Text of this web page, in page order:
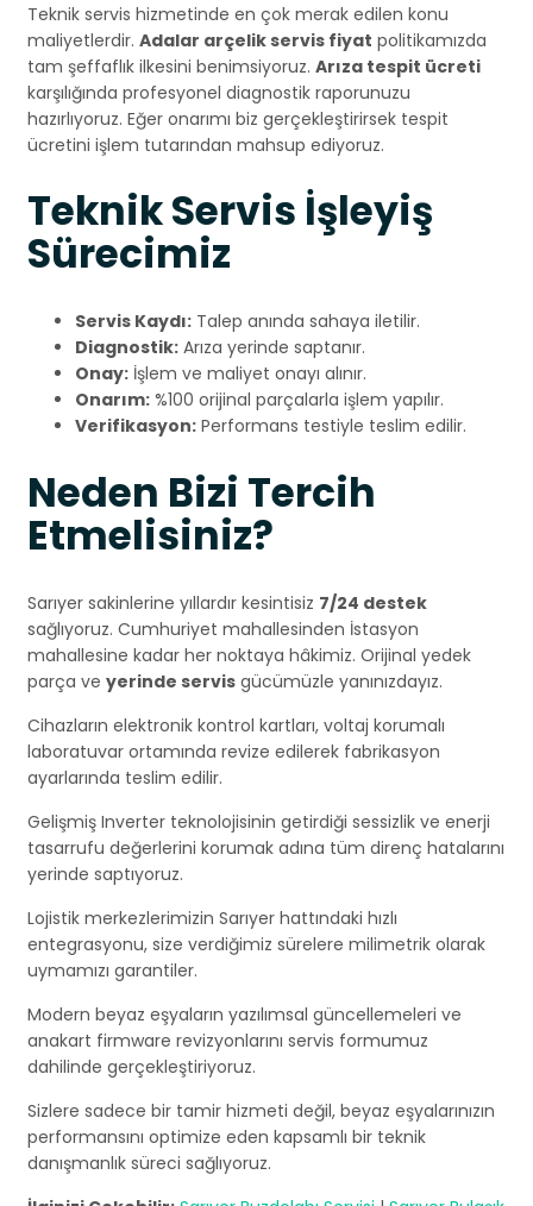
Teknik servis hizmetinde en çok merak edilen konu
maliyetlerdir. Adalar arçelik servis fiyat politikamızda
tam şeffaflık ilkesini benimsiyoruz. Arıza tespit ücreti
karşılığında profesyonel diagnostik raporunuzu
hazırlıyoruz. Eğer onarımı biz gerçekleştirirsek tespit
ücretini işlem tutarından mahsup ediyoruz.
Teknik Servis İşleyiş
Sürecimiz
Servis Kaydı: Talep anında sahaya iletilir.
Diagnostik: Arıza yerinde saptanır.
Onay: İşlem ve maliyet onayı alınır.
Onarım: %100 orijinal parçalarla işlem yapılır.
Verifikasyon: Performans testiyle teslim edilir.
Neden Bizi Tercih
Etmelisiniz?
Sarıyer sakinlerine yıllardır kesintisiz 7/24 destek
sağlıyoruz. Cumhuriyet mahallesinden İstasyon
mahallesine kadar her noktaya hâkimiz. Orijinal yedek
parça ve yerinde servis gücümüzle yanınızdayız.
Cihazların elektronik kontrol kartları, voltaj korumalı
laboratuvar ortamında revize edilerek fabrikasyon
ayarlarında teslim edilir.
Gelişmiş Inverter teknolojisinin getirdiği sessizlik ve enerji
tasarrufu değerlerini korumak adına tüm direnç hatalarını
yerinde saptıyoruz.
Lojistik merkezlerimizin Sarıyer hattındaki hızlı
entegrasyonu, size verdiğimiz sürelere milimetrik olarak
uymamızı garantiler.
Modern beyaz eşyaların yazılımsal güncellemeleri ve
anakart firmware revizyonlarını servis formumuz
dahilinde gerçekleştiriyoruz.
Sizlere sadece bir tamir hizmeti değil, beyaz eşyalarınızın
performansını optimize eden kapsamlı bir teknik
danışmanlık süreci sağlıyoruz.